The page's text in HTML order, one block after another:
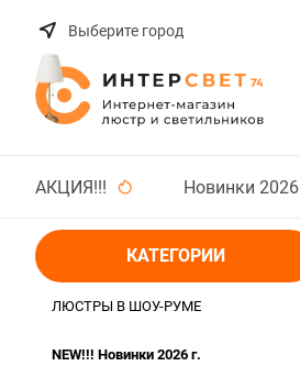
Выберите город
АКЦИЯ!!! Новинки 2026
КАТЕГОРИИ
ЛЮСТРЫ В ШОУ-РУМЕ
NEW!!! Новинки 2026 г.